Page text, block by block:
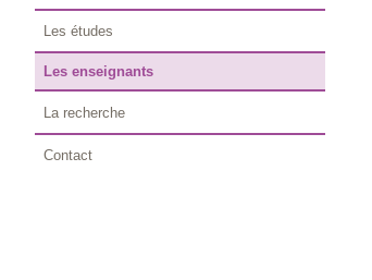
Les études
Les enseignants
La recherche
Contact